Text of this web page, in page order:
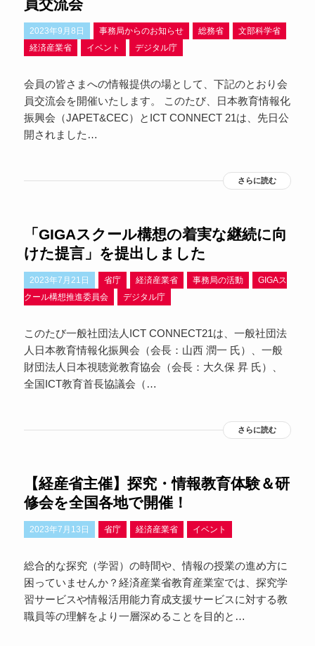
員交流会
2023年9月8日 事務局からのお知らせ 総務省
文部科学省
経済産業省
イベント デジタル庁
会員の皆さまへの情報提供の場として、下記のとおり会
員交流会を開催いたします。 このたび、日本教育情報化
振興会（JAPET&CEC）とICT CONNECT 21は、先日公
開されました…
さらに読む
「GIGAスクール構想の着実な継続に向
けた提言」を提出しました
2023年7月21日 省庁 経済産業省 事務局の活動
GIGAス
クール構想推進委員会
デジタル庁
このたび一般社団法人ICT CONNECT21は、一般社団法
人日本教育情報化振興会（会長：山西 潤一 氏）、一般
財団法人日本視聴覚教育協会（会長：大久保 昇 氏）、
全国ICT教育首長協議会（…
さらに読む
【経産省主催】探究・情報教育体験＆研
修会を全国各地で開催！
2023年7月13日 省庁 経済産業省 イベント
総合的な探究（学習）の時間や、情報の授業の進め方に
困っていませんか？経済産業省教育産業室では、探究学
習サービスや情報活用能力育成支援サービスに対する教
職員等の理解をより一層深めることを目的と…